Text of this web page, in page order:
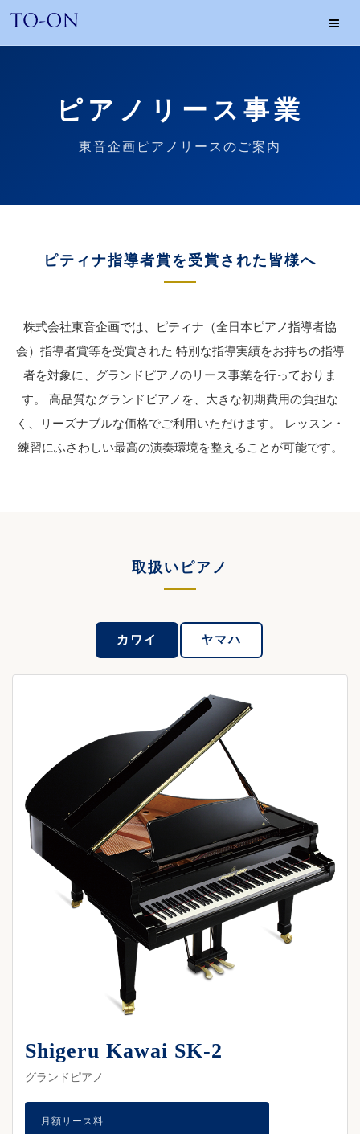
東
ピアノリース事業
東音企画ピアノリースのご案内
ピティナ指導者賞を受賞された皆様へ
株式会社東音企画では、ピティナ（全日本ピアノ指導者協
会）指導者賞等を受賞された 特別な指導実績をお持ちの指導
者を対象に、グランドピアノのリース事業を行っておりま
す。 高品質なグランドピアノを、大きな初期費用の負担な
く、リーズナブルな価格でご利用いただけます。 レッスン・
練習にふさわしい最高の演奏環境を整えることが可能です。
取扱いピアノ
カワイ ヤマハ
Shigeru Kawai SK-2
グランドピアノ
月額リース料